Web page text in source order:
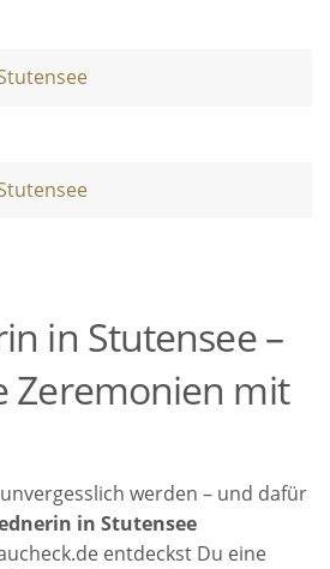
in Stutensee –
Zeremonien mit
werden – und dafür
in Stutensee
entdeckst Du eine